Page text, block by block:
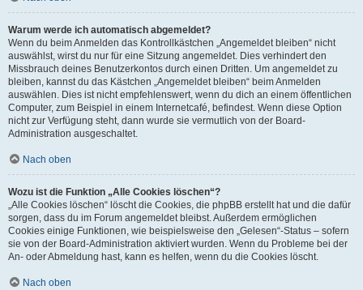
Warum werde ich automatisch abgemeldet?
Wenn du beim Anmelden das Kontrollkästchen „Angemeldet bleiben“ nicht
auswählst, wirst du nur für eine Sitzung angemeldet. Dies verhindert den
Missbrauch deines Benutzerkontos durch einen Dritten. Um angemeldet zu
bleiben, kannst du das Kästchen „Angemeldet bleiben“ beim Anmelden
auswählen. Dies ist nicht empfehlenswert, wenn du dich an einem öffentlichen
Computer, zum Beispiel in einem Internetcafé, befindest. Wenn diese Option
nicht zur Verfügung steht, dann wurde sie vermutlich von der Board-
Administration ausgeschaltet.
Nach oben
Wozu ist die Funktion „Alle Cookies löschen“?
„Alle Cookies löschen“ löscht die Cookies, die phpBB erstellt hat und die dafür
sorgen, dass du im Forum angemeldet bleibst. Außerdem ermöglichen
Cookies einige Funktionen, wie beispielsweise den „Gelesen“-Status – sofern
sie von der Board-Administration aktiviert wurden. Wenn du Probleme bei der
An- oder Abmeldung hast, kann es helfen, wenn du die Cookies löscht.
Nach oben